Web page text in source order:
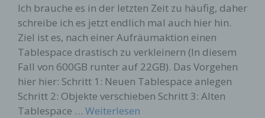
Ich brauche es in der letzten Zeit zu häufig, daher
schreibe ich es jetzt endlich mal auch hier hin.
Ziel ist es, nach einer Aufräumaktion einen
Tablespace drastisch zu verkleinern (In diesem
Fall von 600GB runter auf 22GB). Das Vorgehen
hier hier: Schritt 1: Neuen Tablespace anlegen
Schritt 2: Objekte verschieben Schritt 3: Alten
Tablespace … Weiterlesen